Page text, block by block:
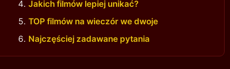
Jakich filmów lepiej unikać?
TOP filmów na wieczór we dwoje
Najczęściej zadawane pytania